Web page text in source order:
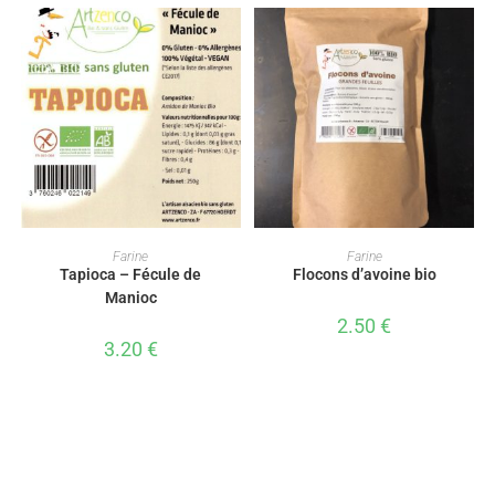
AJOUTER AU PANIER
Farine
Tapioca – Fécule de
Manioc
3.20 €
AJOUTER AU PANIER
Farine
Flocons d’avoine bio
2.50€